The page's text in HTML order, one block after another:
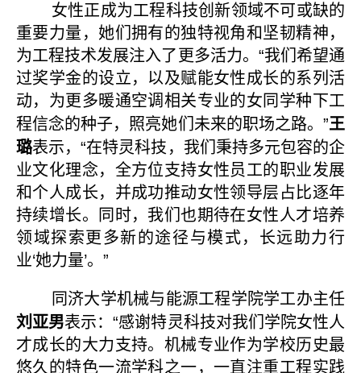
女性正成为工程科技创新领域不可或缺的
重要力量，她们拥有的独特视角和坚韧精神，
为工程技术发展注入了更多活力。“我们希望通
过奖学金的设立，以及赋能女性成长的系列活
动，为更多暖通空调相关专业的女同学种下工
程信念的种子，照亮她们未来的职场之路。”王
璐表示，“在特灵科技，我们秉持多元包容的企
业文化理念，全方位支持女性员工的职业发展
和个人成长，并成功推动女性领导层占比逐年
持续增长。同时，我们也期待在女性人才培养
领域探索更多新的途径与模式，长远助力行
业‘她力量’。”
同济大学机械与能源工程学院学工办主任
刘亚男表示：“感谢特灵科技对我们学院女性人
才成长的大力支持。机械专业作为学校历史最
悠久的特色一流学科之一，一直注重工程实践